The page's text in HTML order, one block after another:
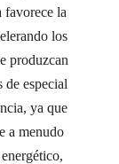
favorece la
los
produzcan
de especial
ya que
a menudo